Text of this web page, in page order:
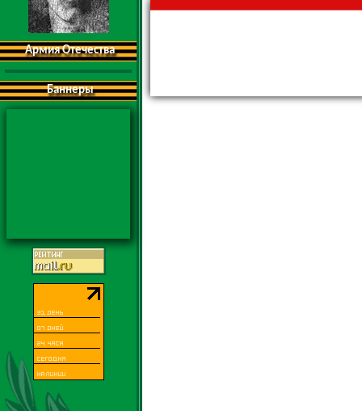
Армия Отечества
Баннеры